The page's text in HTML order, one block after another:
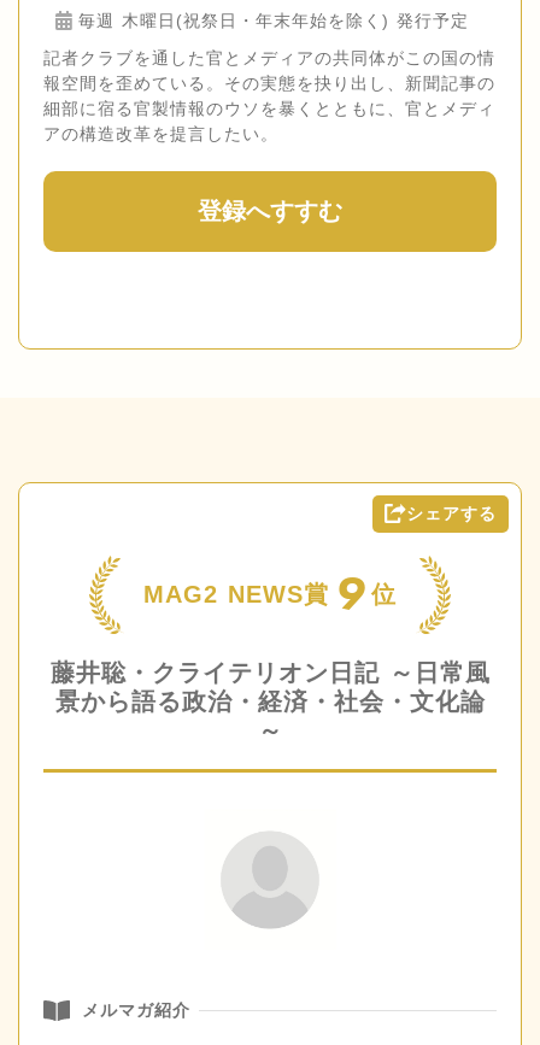
毎週 木曜日(祝祭日・年末年始を除く) 発行予定
記者クラブを通した官とメディアの共同体がこの国の情
報空間を歪めている。その実態を抉り出し、新聞記事の
細部に宿る官製情報のウソを暴くとともに、官とメディ
アの構造改革を提言したい。
登録へすすむ
シェアする
MAG2 NEWS賞 9 位
藤井聡・クライテリオン日記 ～日常風
景から語る政治・経済・社会・文化論
～
メルマガ紹介